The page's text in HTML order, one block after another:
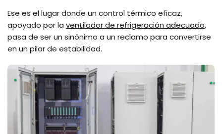
Ese es el lugar donde un control térmico eficaz,
apoyado por la ventilador de refrigeración adecuado,
pasa de ser un sinónimo a un reclamo para convertirse
en un pilar de estabilidad.